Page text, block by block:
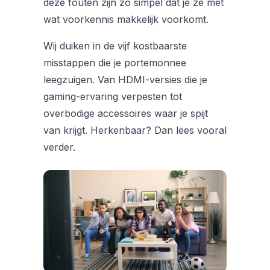
deze fouten zijn zo simpel dat je ze met
wat voorkennis makkelijk voorkomt.
Wij duiken in de vijf kostbaarste
misstappen die je portemonnee
leegzuigen. Van HDMI-versies die je
gaming-ervaring verpesten tot
overbodige accessoires waar je spijt
van krijgt. Herkenbaar? Dan lees vooral
verder.